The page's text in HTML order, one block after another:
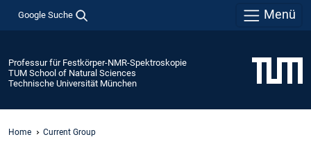
Google Suche Menü
Professur für Festkörper-NMR-Spektroskopie
TUM School of Natural Sciences
Technische Universität München
Home Current Group